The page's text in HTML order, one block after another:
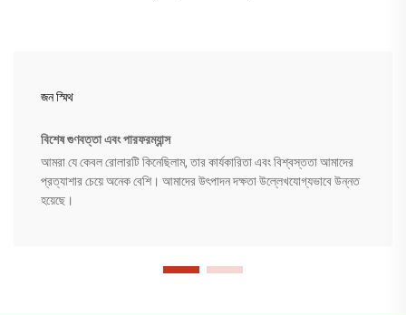
জন স্মিথ
বিশেষ গুণবত্তা এবং পারফরম্যান্স
আমরা যে কেবল রোলারটি কিনেছিলাম, তার কার্যকারিতা এবং বিশ্বস্ততা আমাদের
প্রত্যাশার চেয়ে অনেক বেশি। আমাদের উৎপাদন দক্ষতা উল্লেখযোগ্যভাবে উন্নত
হয়েছে।